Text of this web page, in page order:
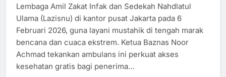
Lembaga Amil Zakat Infak dan Sedekah Nahdlatul
Ulama (Lazisnu) di kantor pusat Jakarta pada 6
Februari 2026, guna layani mustahik di tengah marak
bencana dan cuaca ekstrem.​ Ketua Baznas Noor
Achmad tekankan ambulans ini perkuat akses
kesehatan gratis bagi penerima…